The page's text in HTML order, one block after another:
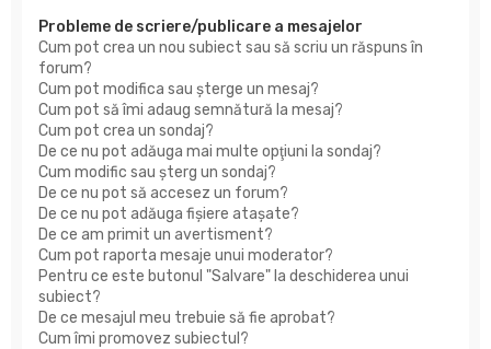
Probleme de scriere/publicare a mesajelor
Cum pot crea un nou subiect sau să scriu un răspuns în
forum?
Cum pot modifica sau şterge un mesaj?
Cum pot să îmi adaug semnătură la mesaj?
Cum pot crea un sondaj?
De ce nu pot adăuga mai multe opţiuni la sondaj?
Cum modific sau şterg un sondaj?
De ce nu pot să accesez un forum?
De ce nu pot adăuga fişiere ataşate?
De ce am primit un avertisment?
Cum pot raporta mesaje unui moderator?
Pentru ce este butonul "Salvare" la deschiderea unui
subiect?
De ce mesajul meu trebuie să fie aprobat?
Cum îmi promovez subiectul?